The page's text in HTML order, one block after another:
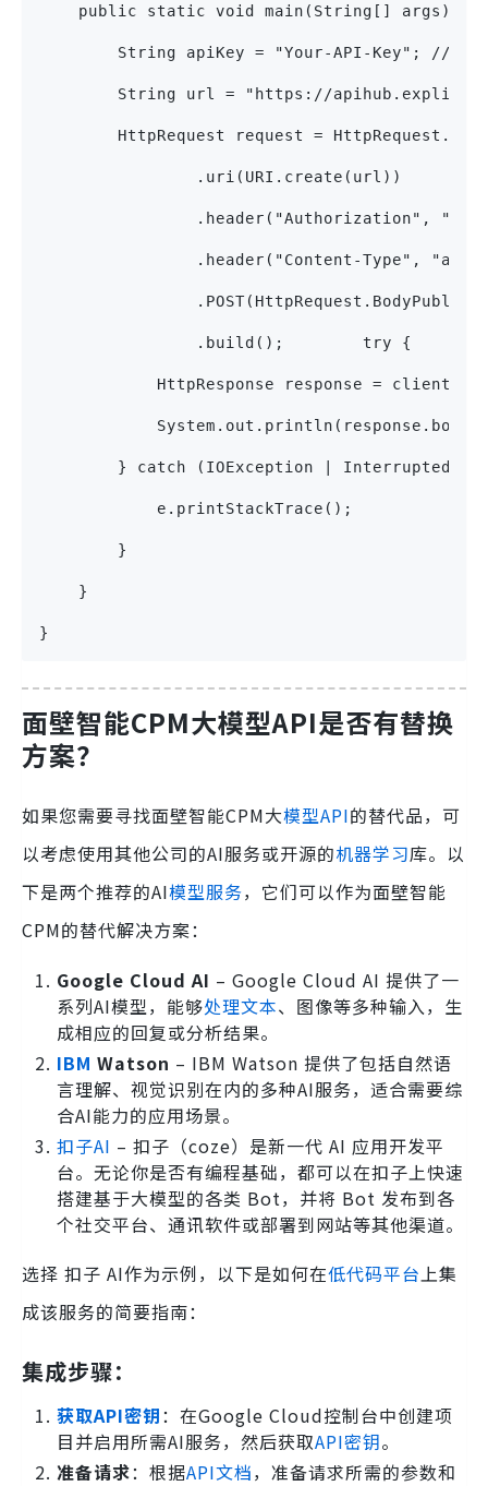
    public static void main(String[] args) {
String apiKey = "Your-API-Key"; // 替换
String url = "https://
HttpRequest request =
                .uri(URI.create(url))
.header("Authorization",
.header("Content-Type",
                .build();        try {
HttpResponse response =
} catch (IOException |
            e.printStackTrace();
        }
    }
}
面壁智能CPM大模型API是否有替换
方案？
如果您需要寻找面壁智能CPM大模型API的替代品，可
以考虑使用其他公司的AI服务或开源的机器学习库。以
下是两个推荐的AI模型服务，它们可以作为面壁智能
CPM的替代解决方案：
Google Cloud AI – Google Cloud AI 提供了一
系列AI模型，能够处理文本、图像等多种输入，生
成相应的回复或分析结果。
IBM Watson – IBM Watson 提供了包括自然语
言理解、视觉识别在内的多种AI服务，适合需要综
合AI能力的应用场景。
扣子AI – 扣子（coze）是新一代 AI 应用开发平
台。无论你是否有编程基础，都可以在扣子上快速
搭建基于大模型的各类 Bot，并将 Bot 发布到各
个社交平台、通讯软件或部署到网站等其他渠道。
选择 扣子 AI作为示例，以下是如何在低代码平台上集
成该服务的简要指南：
集成步骤：
获取API密钥：在Google Cloud控制台中创建项
目并启用所需AI服务，然后获取API密钥。
准备请求：根据API文档，准备请求所需的参数和